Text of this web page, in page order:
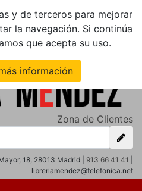
y de terceros para mejorar
la navegación. Si continúa
que acepta su uso.
información
Zona de Clientes
18, 28013 Madrid | 913 66 41 41
libreriamendez@telefonica.net